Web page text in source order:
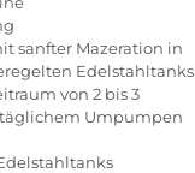
sanfter Mazeration in
Edelstahltanks
von 2 bis 3
Umpumpen